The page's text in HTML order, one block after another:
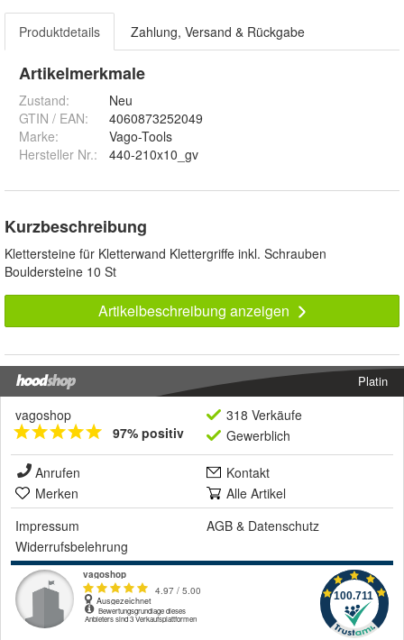
Produktdetails Zahlung, Versand & Rückgabe
Artikelmerkmale
Zustand:
Neu
GTIN / EAN:
4060873252049
Marke:
Vago-Tools
Hersteller Nr.:
440-210x10_gv
Kurzbeschreibung
Klettersteine für Kletterwand Klettergriffe inkl. Schrauben
Bouldersteine 10 St
Artikelbeschreibung anzeigen
Platin
vagoshop
97% positiv
318 Verkäufe
Gewerblich
Anrufen
Kontakt
Merken
Alle Artikel
Impressum
AGB & Datenschutz
Widerrufsbelehrung